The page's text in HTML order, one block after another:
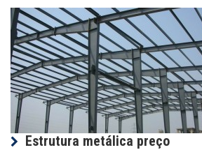
Estrutura metálica preço